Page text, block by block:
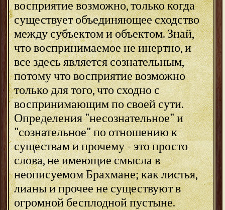
восприятие возможно, только когда
существует объединяющее сходство
между субъектом и объектом. Знай,
что воспринимаемое не инертно, и
все здесь является сознательным,
потому что восприятие возможно
только для того, что сходно с
воспринимающим по своей сути.
Определения "несознательное" и
"сознательное" по отношению к
существам и прочему - это просто
слова, не имеющие смысла в
неописуемом Брахмане; как листья,
лианы и прочее не существуют в
огромной бесплодной пустыне.